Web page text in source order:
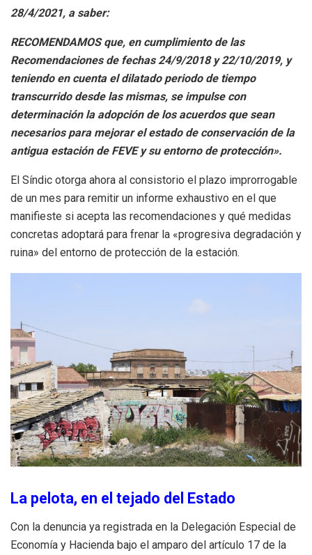
28/4/2021, a saber:
RECOMENDAMOS que, en cumplimiento de las
Recomendaciones de fechas 24/9/2018 y 22/10/2019, y
teniendo en cuenta el dilatado periodo de tiempo
transcurrido desde las mismas, se impulse con
determinación la adopción de los acuerdos que sean
necesarios para mejorar el estado de conservación de la
antigua estación de FEVE y su entorno de protección».
El Síndic otorga ahora al consistorio el plazo improrrogable
de un mes para remitir un informe exhaustivo en el que
manifieste si acepta las recomendaciones y qué medidas
concretas adoptará para frenar la «progresiva degradación y
ruina» del entorno de protección de la estación.
La pelota, en el tejado del Estado
Con la denuncia ya registrada en la Delegación Especial de
Economía y Hacienda bajo el amparo del artículo 17 de la